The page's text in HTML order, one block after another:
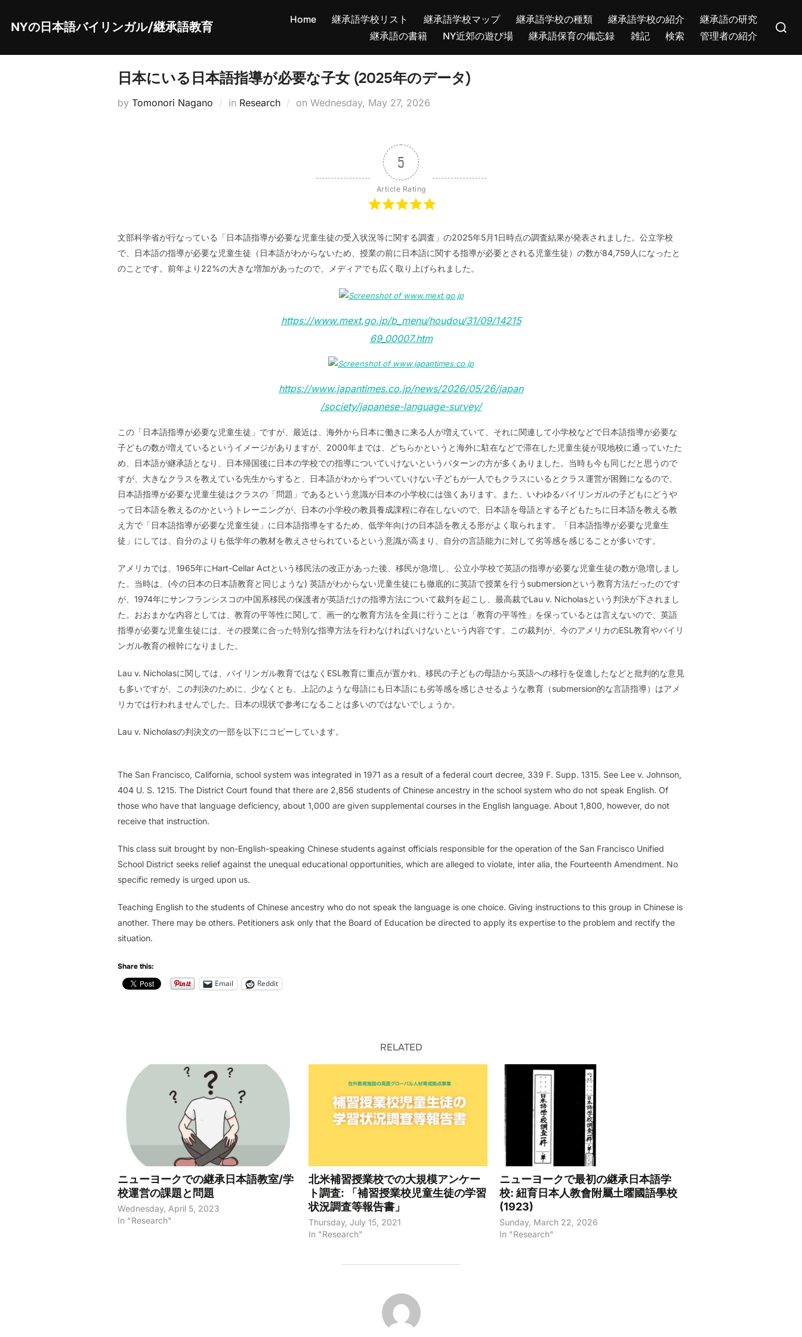
content
NYの日本語バイリンガル/継承語教育
Home 継承語学校リスト 継承語学校マップ 継承語学校の種類 継承語学校の紹介
継承語の研究
継承語の書籍
NY近郊の遊び場 継承語保育の備忘録 雑記 検索 管理者の紹介
for:
日本にいる日本語指導が必要な子女 (2025年のデータ)
by Tomonori Nagano in Research on Posted
Wednesday, May 27, 2026
5
Article Rating
文部科学省が行なっている「日本語指導が必要な児童生徒の受入状況等に関する調査」の2025年5月1日時点の調査結果が発表されました。公立学校
で、日本語の指導が必要な児童生徒（日本語がわからないため、授業の前に日本語に関する指導が必要とされる児童生徒）の数が84,759人になったと
のことです。前年より22%の大きな増加があったので、メディアでも広く取り上げられました。
https://www.mext.go.jp/b_menu/houdou/31/09/14215
69_00007.htm
https://www.japantimes.co.jp/news/2026/05/26/japan
/society/japanese-language-survey/
この「日本語指導が必要な児童生徒」ですが、最近は、海外から日本に働きに来る人が増えていて、それに関連して小学校などで日本語指導が必要な
子どもの数が増えているというイメージがありますが、2000年までは、どちらかというと海外に駐在などで滞在した児童生徒が現地校に通っていたた
め、日本語が継承語となり、日本帰国後に日本の学校での指導についていけないというパターンの方が多くありました。当時も今も同じだと思うので
すが、大きなクラスを教えている先生からすると、日本語がわからずついていけない子どもが一人でもクラスにいるとクラス運営が困難になるので、
日本語指導が必要な児童生徒はクラスの「問題」であるという意識が日本の小学校には強くあります。また、いわゆるバイリンガルの子どもにどうや
って日本語を教えるのかというトレーニングが、日本の小学校の教員養成課程に存在しないので、日本語を母語とする子どもたちに日本語を教える教
え方で「日本語指導が必要な児童生徒」に日本語指導をするため、低学年向けの日本語を教える形がよく取られます。「日本語指導が必要な児童生
徒」にしては、自分のよりも低学年の教材を教えさせられているという意識が高まり、自分の言語能力に対して劣等感を感じることが多いです。
アメリカでは、1965年にHart-Cellar Actという移民法の改正があった後、移民が急増し、公立小学校で英語の指導が必要な児童生徒の数が急増しまし
た。当時は、(今の日本の日本語教育と同じような) 英語がわからない児童生徒にも徹底的に英語で授業を行うsubmersionという教育方法だったのです
が、1974年にサンフランシスコの中国系移民の保護者が英語だけの指導方法について裁判を起こし、最高裁でLau v. Nicholasという判決が下されまし
た。おおまかな内容としては、教育の平等性に関して、画一的な教育方法を全員に行うことは「教育の平等性」を保っているとは言えないので、英語
指導が必要な児童生徒には、その授業に合った特別な指導方法を行わなければいけないという内容です。この裁判が、今のアメリカのESL教育やバイリ
ンガル教育の根幹になりました。
Lau v. Nicholasに関しては、バイリンガル教育ではなくESL教育に重点が置かれ、移民の子どもの母語から英語への移行を促進したなどと批判的な意見
も多いですが、この判決のために、少なくとも、上記のような母語にも日本語にも劣等感を感じさせるような教育（submersion的な言語指導）はアメ
リカでは行われませんでした。日本の現状で参考になることは多いのではないでしょうか。
Lau v. Nicholasの判決文の一部を以下にコピーしています。
The San Francisco, California, school system was integrated in 1971 as a result of a federal court decree, 339 F. Supp. 1315. See Lee v. Johnson,
404 U. S. 1215. The District Court found that there are 2,856 students of Chinese ancestry in the school system who do not speak English. Of
those who have that language deficiency, about 1,000 are given supplemental courses in the English language. About 1,800, however, do not
receive that instruction.
This class suit brought by non-English-speaking Chinese students against officials responsible for the operation of the San Francisco Unified
School District seeks relief against the unequal educational opportunities, which are alleged to violate, inter alia, the Fourteenth Amendment. No
specific remedy is urged upon us.
Teaching English to the students of Chinese ancestry who do not speak the language is one choice. Giving instructions to this group in Chinese is
another. There may be others. Petitioners ask only that the Board of Education be directed to apply its expertise to the problem and rectify the
situation.
Share this:
Email Reddit
RELATED
ニューヨークでの継承日本語教室/学
校運営の課題と問題
Wednesday, April 5, 2023
In "Research"
北米補習授業校での大規模アンケー
ト調査: 「補習授業校児童生徒の学習
状況調査等報告書」
Thursday, July 15, 2021
In "Research"
ニューヨークで最初の継承日本語学
校: 紐育日本人教會附屬土曜國語學校
(1923)
Sunday, March 22, 2026
In "Research"
POST AUTHOR